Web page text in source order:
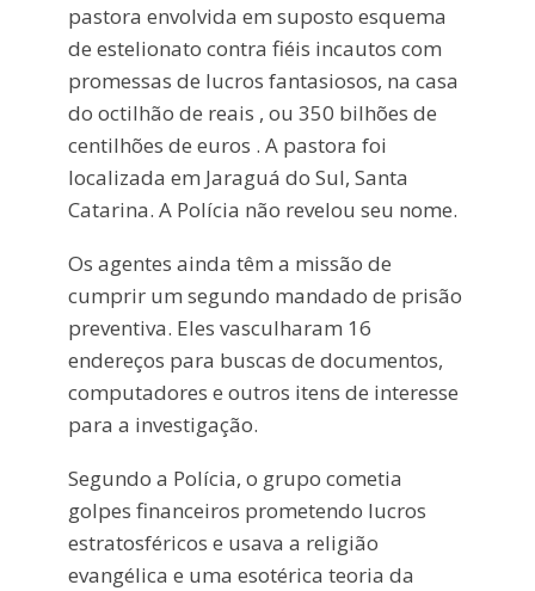
pastora envolvida em suposto esquema
de estelionato contra fiéis incautos com
promessas de lucros fantasiosos, na casa
do octilhão de reais , ou 350 bilhões de
centilhões de euros . A pastora foi
localizada em Jaraguá do Sul, Santa
Catarina. A Polícia não revelou seu nome.
Os agentes ainda têm a missão de
cumprir um segundo mandado de prisão
preventiva. Eles vasculharam 16
endereços para buscas de documentos,
computadores e outros itens de interesse
para a investigação.
Segundo a Polícia, o grupo cometia
golpes financeiros prometendo lucros
estratosféricos e usava a religião
evangélica e uma esotérica teoria da